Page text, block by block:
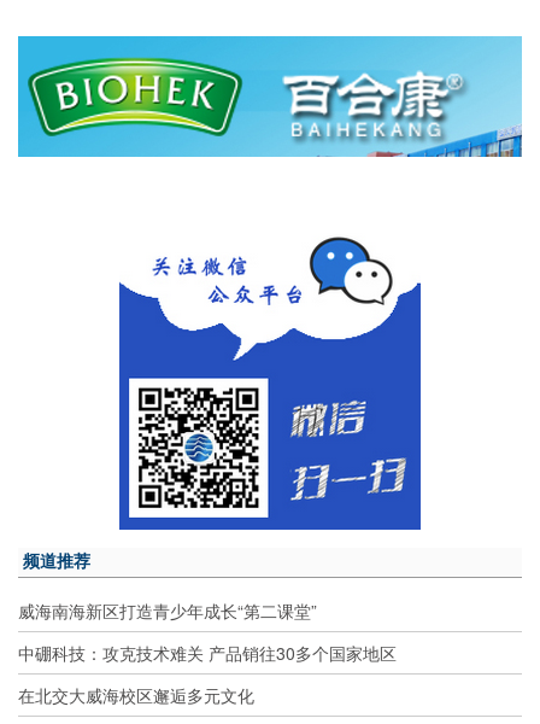
频道推荐
威海南海新区打造青少年成长“第二课堂”
中硼科技：攻克技术难关 产品销往30多个国家地区
在北交大威海校区邂逅多元文化